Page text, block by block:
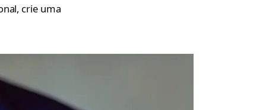
crie uma